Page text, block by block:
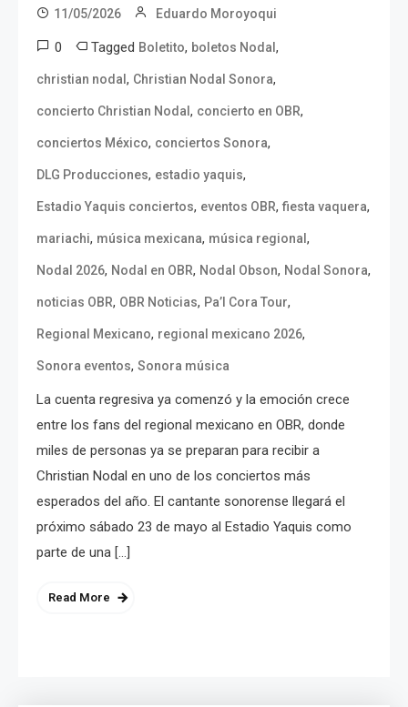
11/05/2026 Eduardo Moroyoqui
0 Tagged Boletito, boletos Nodal ,
christian nodal , Christian Nodal Sonora,
concierto Christian Nodal , concierto en OBR,
conciertos México, conciertos Sonora,
DLG Producciones, estadio yaquis,
Estadio Yaquis conciertos, eventos OBR, fiesta vaquera,
mariachi, música mexicana, música regional ,
Nodal 2026, Nodal en OBR, Nodal Obson, Nodal Sonora,
noticias OBR, OBR Noticias, Pa’l Cora Tour,
Regional Mexicano, regional mexicano 2026,
Sonora eventos, Sonora música
La cuenta regresiva ya comenzó y la emoción crece
entre los fans del regional mexicano en OBR, donde
miles de personas ya se preparan para recibir a
Christian Nodal en uno de los conciertos más
esperados del año. El cantante sonorense llegará el
próximo sábado 23 de mayo al Estadio Yaquis como
parte de una […]
Read More